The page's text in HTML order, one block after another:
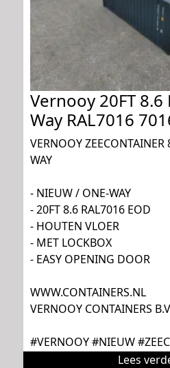
Vernooy 20FT
Way RAL7016
VERNOOY
WAY
- NIEUW / ONE-WAY
- 20FT 8.6 RAL7016 EOD
- HOUTEN VLOER
- MET LOCKBOX
- EASY OPENING DOOR
WWW.CONTAINERS.NL
VERNOOY CONTAINERS
#VERNOOY #NIEUW
Lees